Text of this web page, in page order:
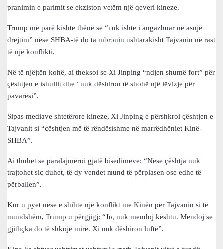
pranimin e parimit se ekziston vetëm një qeveri kineze.
Trump më parë kishte thënë se “nuk ishte i angazhuar në asnjë
drejtim” nëse SHBA-të do ta mbronin ushtarakisht Tajvanin në rast
të një konflikti.
Në të njëjtën kohë, ai theksoi se Xi Jinping “ndjen shumë fort” për
çështjen e ishullit dhe “nuk dëshiron të shohë një lëvizje për
pavarësi”.
Sipas mediave shtetërore kineze, Xi Jinping e përshkroi çështjen e
Tajvanit si “çështjen më të rëndësishme në marrëdhëniet Kinë-
SHBA”.
Ai thuhet se paralajmëroi gjatë bisedimeve: “Nëse çështja nuk
trajtohet siç duhet, të dy vendet mund të përplasen ose edhe të
përballen”.
Kur u pyet nëse e shihte një konflikt me Kinën për Tajvanin si të
mundshëm, Trump u përgjigj: “Jo, nuk mendoj kështu. Mendoj se
gjithçka do të shkojë mirë. Xi nuk dëshiron luftë”.